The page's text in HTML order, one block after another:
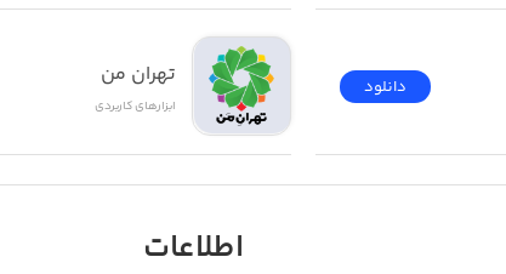
دانلود تهران من
ابزار‌های کاربردی
اطلاعات